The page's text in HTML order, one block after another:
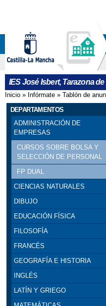
IES José Isbert, Tarazona
Se encuentra
Inicio » Infórmate » Tablón de
DEPARTAMENTOS
ADMINISTRACIÓN DE
EMPRESAS
CURSOS SOBRE BOLSA Y
SELECCIÓN DE PERSONAL
FP DUAL
CIENCIAS NATURALES
DIBUJO
EDUCACIÓN FÍSICA
FILOSOFÍA
FRANCÉS
GEOGRAFÍA E HISTORIA
INGLÉS
LATÍN Y GRIEGO